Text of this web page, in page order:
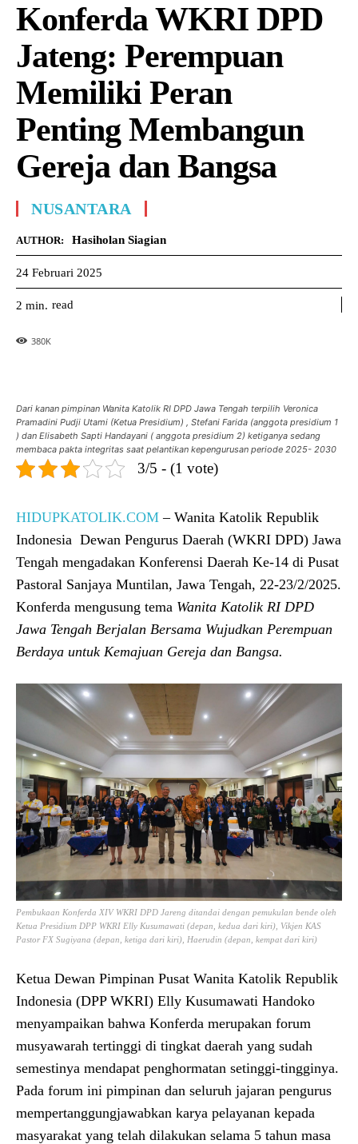
Konferda WKRI DPD
Jateng: Perempuan
Memiliki Peran
Penting Membangun
Gereja dan Bangsa
NUSANTARA
AUTHOR: Hasiholan Siagian
24 Februari 2025
2 min. read
380K
Dari kanan pimpinan Wanita Katolik RI DPD Jawa Tengah terpilih Veronica
Pramadini Pudji Utami (Ketua Presidium) , Stefani Farida (anggota presidium 1
) dan Elisabeth Sapti Handayani ( anggota presidium 2) ketiganya sedang
membaca pakta integritas saat pelantikan kepengurusan periode 2025- 2030
3/5 - (1 vote)
HIDUPKATOLIK.COM – Wanita Katolik Republik
Indonesia Dewan Pengurus Daerah (WKRI DPD) Jawa
Tengah mengadakan Konferensi Daerah Ke-14 di Pusat
Pastoral Sanjaya Muntilan, Jawa Tengah, 22-23/2/2025.
Konferda mengusung tema Wanita Katolik RI DPD
Jawa Tengah Berjalan Bersama Wujudkan Perempuan
Berdaya untuk Kemajuan Gereja dan Bangsa.
Pembukaan Konferda XIV WKRI DPD Jareng ditandai dengan pemukulan bende oleh
Ketua Presidium DPP WKRI Elly Kusumawati (depan, kedua dari kiri), Vikjen KAS
Pastor FX Sugiyana (depan, ketiga dari kiri), Haerudin (depan, kempat dari kiri)
Ketua Dewan Pimpinan Pusat Wanita Katolik Republik
Indonesia (DPP WKRI) Elly Kusumawati Handoko
menyampaikan bahwa Konferda merupakan forum
musyawarah tertinggi di tingkat daerah yang sudah
semestinya mendapat penghormatan setinggi-tingginya.
Pada forum ini pimpinan dan seluruh jajaran pengurus
mempertanggungjawabkan karya pelayanan kepada
masyarakat yang telah dilakukan selama 5 tahun masa